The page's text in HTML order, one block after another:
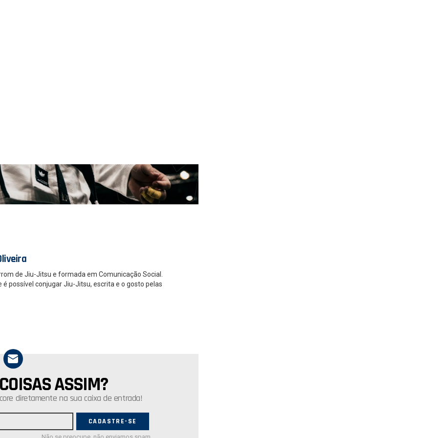
de Jiu-Jitsu e formada em Comunicação Social.
possível conjugar Jiu-Jitsu, escrita e o gosto pelas
ASSIM?
diretamente na sua caixa de entrada!